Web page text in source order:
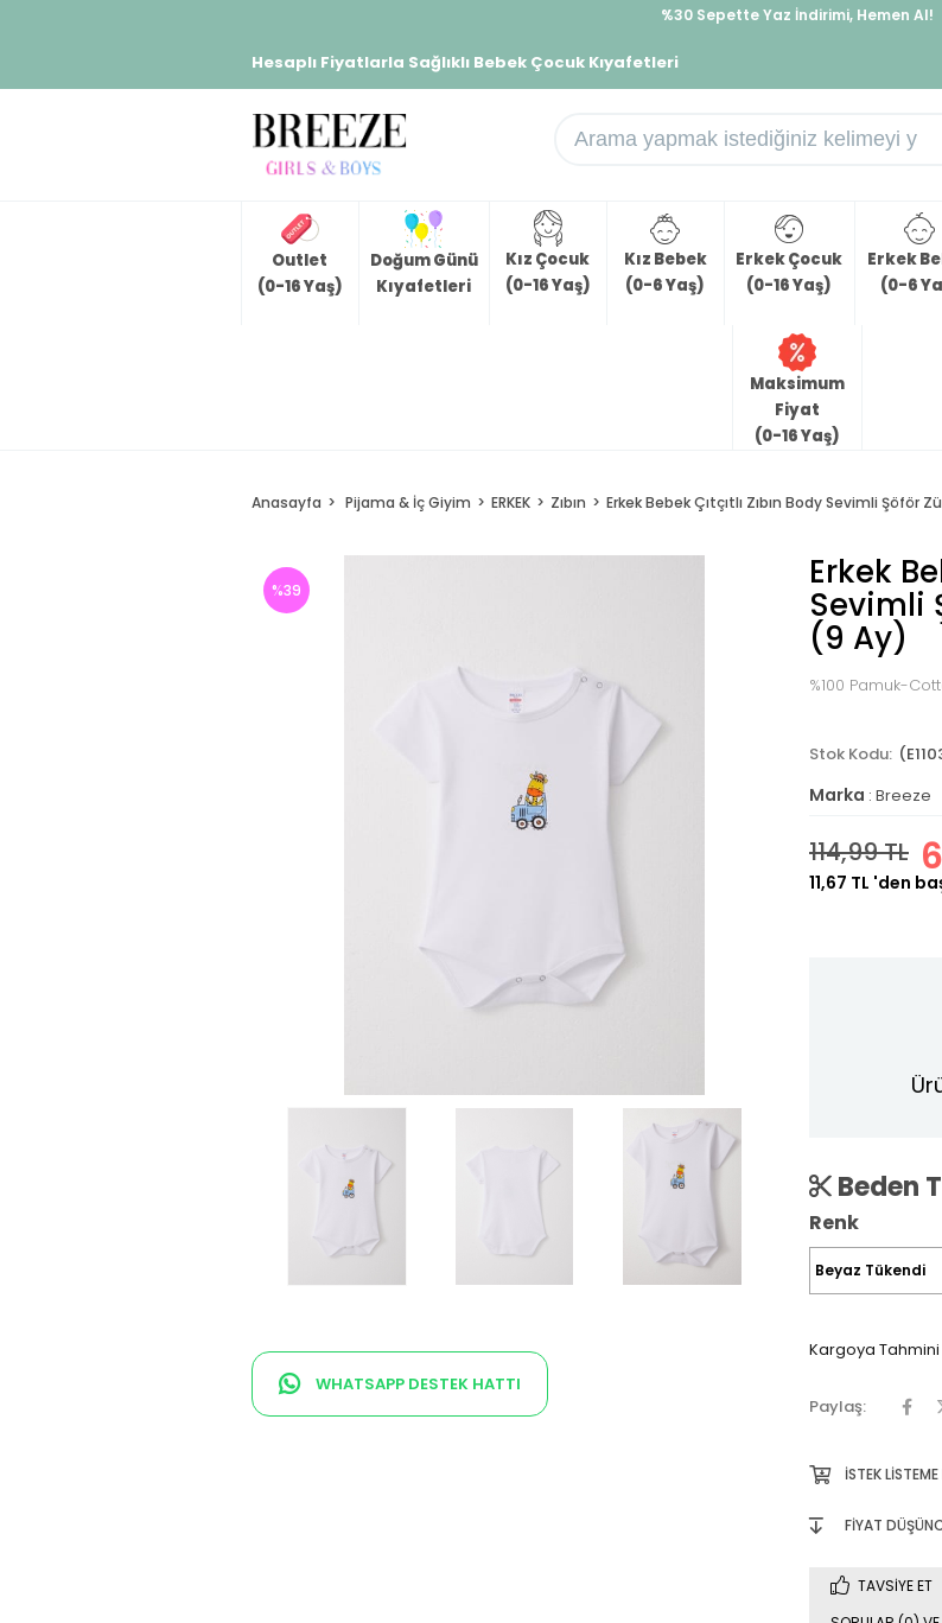
%30 Sepette Yaz İndirimi, Hemen Al!
Hesaplı Fiyatlarla Sağlıklı Bebek Çocuk Kıyafetleri
Outlet
(0-16 Yaş)
Doğum Günü
Kıyafetleri
Kız Çocuk
(0-16 Yaş)
Kız Bebek
(0-6 Yaş)
Erkek Çocuk
(0-16 Yaş)
Erkek
(0-6
Maksimum
Fiyat
(0-16 Yaş)
Anasayfa Pijama & İç Giyim ERKEK Zıbın Erkek Bebek Çıtçıtlı Zıbın Body Sevimli Şöför
%39
WHATSAPP DESTEK HATTI
Erkek
Sevimli
(9 Ay)
%100 Pamuk-
Marka : Breeze
114,99 TL
11,67 TL 'den
Beden
Renk
Kargoya
Paylaş:
İSTEK LISTEME
FIYAT
TAVSIYE ET